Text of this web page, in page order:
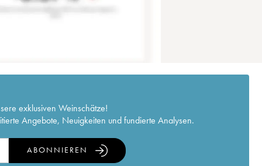
exklusiven Weinschätze!
Angebote, Neuigkeiten und fundierte Analysen.
ABONNIEREN